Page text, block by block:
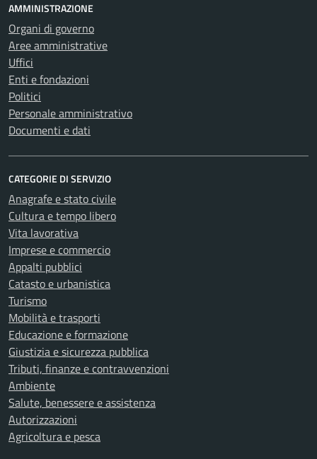
AMMINISTRAZIONE
Organi di governo
Aree amministrative
Uffici
Enti e fondazioni
Politici
Personale amministrativo
Documenti e dati
CATEGORIE DI SERVIZIO
Anagrafe e stato civile
Cultura e tempo libero
Vita lavorativa
Imprese e commercio
Appalti pubblici
Catasto e urbanistica
Turismo
Mobilità e trasporti
Educazione e formazione
Giustizia e sicurezza pubblica
Tributi, finanze e contravvenzioni
Ambiente
Salute, benessere e assistenza
Autorizzazioni
Agricoltura e pesca